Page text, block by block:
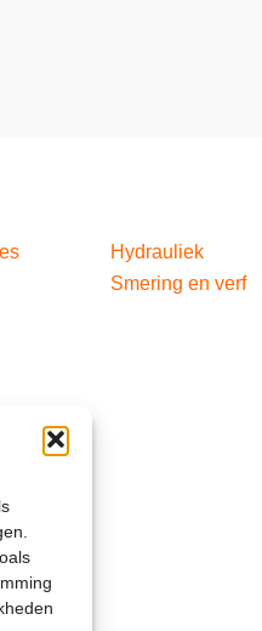
Hydrauliek
Smering en verf